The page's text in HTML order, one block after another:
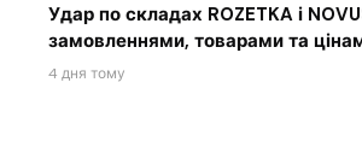
Удар по складах ROZETKA і
замовленнями, товарами та
4 дня тому